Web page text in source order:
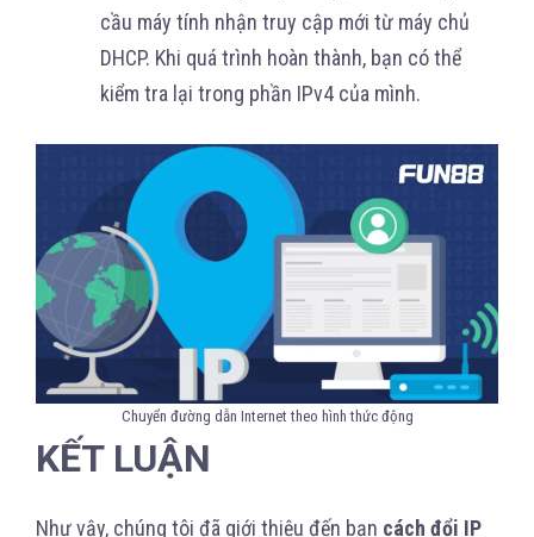
cầu máy tính nhận truy cập mới từ máy chủ
DHCP. Khi quá trình hoàn thành, bạn có thể
kiểm tra lại trong phần IPv4 của mình.
Chuyển đường dẫn Internet theo hình thức động
KẾT LUẬN
Như vậy, chúng tôi đã giới thiệu đến bạn cách đổi IP